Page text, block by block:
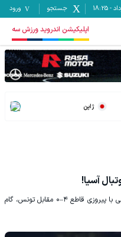
-
18:25 جستجو ورود
اپلیکیشن اندروید ورزش سه
ژاپن
تیم ملی ژاپن در هزارمین مسابقه تاریخ جام جهانی با پیروزی قاطع ۴–۰ مقابل تونس، گام